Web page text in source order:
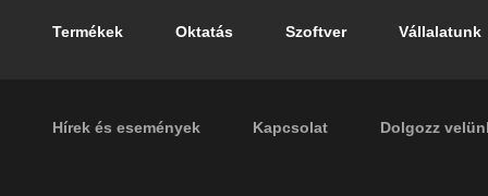
Footer main navigation
Termékek Oktatás Szoftver Vállalatunk
Footer secondary navigation
Hírek és események Kapcsolat Dolgozz